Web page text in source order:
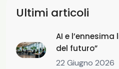
Ultimi articoli
AI e
del futuro”
22 Giugno 2026